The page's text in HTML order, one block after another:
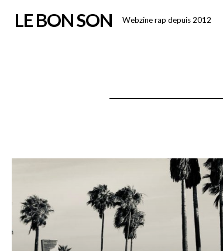
LE BON SON Webzine rap depuis 2012